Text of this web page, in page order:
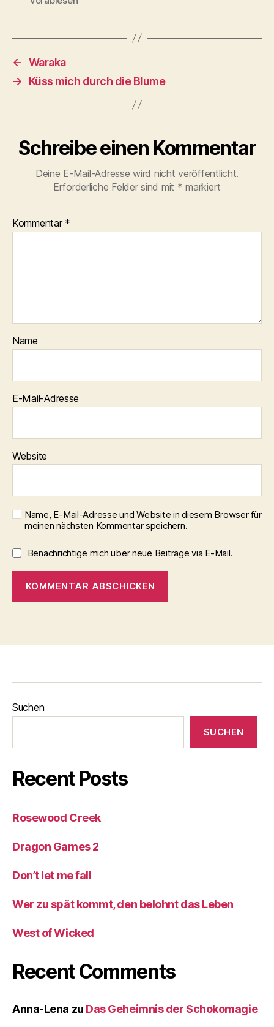
← Waraka
→
Küss mich durch die Blume
Schreibe einen Kommentar
Deine E-Mail-Adresse wird nicht veröffentlicht.
Erforderliche Felder sind mit * markiert
Kommentar *
Name
E-Mail-Adresse
Website
Name, E-Mail-Adresse und Website in diesem Browser für
meinen nächsten Kommentar speichern.
Benachrichtige mich über neue Beiträge via E-Mail.
Suchen
SUCHEN
Recent Posts
Rosewood Creek
Dragon Games 2
Don’t let me fall
Wer zu spät kommt, den belohnt das Leben
West of Wicked
Recent Comments
Anna-Lena zu Das Geheimnis der Schokomagie